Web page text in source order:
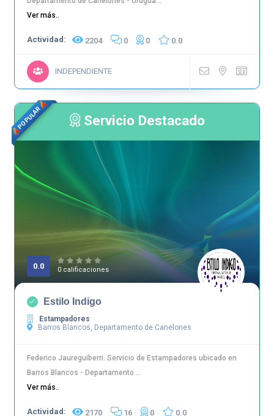
Ver más..
Actividad: 2204 0 0 0.0
INDEPENDIENTE
POPULAR Servicio Destacado
0.0 0 calificaciones
Estilo Indigo
Estampadores
Barros Blancos, Departamento de Canelones
Federico Jaureguiberri. Servicio de Estampadores ubicado en
Barros Blancos - Departamento ...
Ver más..
Actividad: 2170 16 0 0.0